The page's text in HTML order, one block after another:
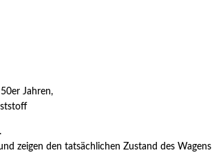
Jahren,
zeigen den tatsächlichen Zustand des Wagens